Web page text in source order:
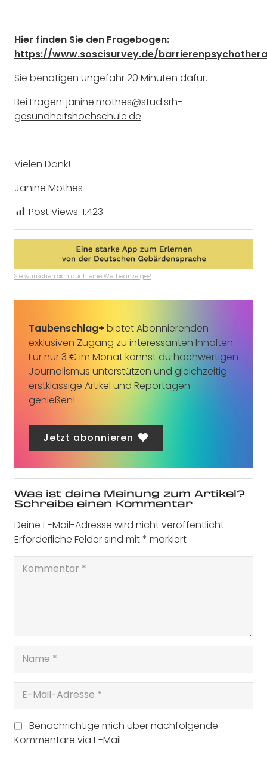
Hier finden Sie den Fragebogen:
https://www.soscisurvey.de/
Sie benötigen ungefähr 20 Minuten dafür.
Bei Fragen: janine.mothes@stud.srh-
gesundheitshochschule.de
Vielen Dank!
Janine Mothes
Post Views: 1.423
Sie wünschen sich auch eine Werbeanzeige?
Taubenschlag+ bietet Abonnierenden
exklusiven Zugang zu interessanten Inhalten.
Für nur 3 € im Monat kannst du hochwertigen
Journalismus unterstützen und gleichzeitig
erstklassige Artikel und Reportagen
genießen!
Jetzt abonnieren
Was ist deine Meinung zum Artikel?
Schreibe einen Kommentar
Deine E-Mail-Adresse wird nicht veröffentlicht.
Erforderliche Felder sind mit* markiert
Benachrichtige mich über nachfolgende
Kommentare via E-Mail.